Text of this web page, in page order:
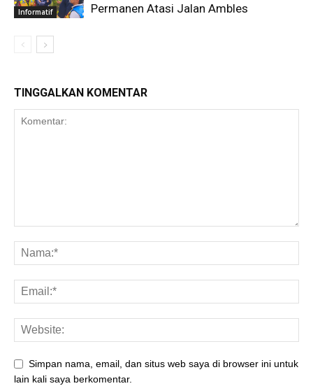
Informatif
Permanen Atasi Jalan Ambles
TINGGALKAN KOMENTAR
Simpan nama, email, dan situs web saya di browser ini untuk
lain kali saya berkomentar.